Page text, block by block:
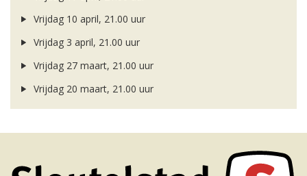
Vrijdag 10 april, 21.00 uur
Vrijdag 3 april, 21.00 uur
Vrijdag 27 maart, 21.00 uur
Vrijdag 20 maart, 21.00 uur